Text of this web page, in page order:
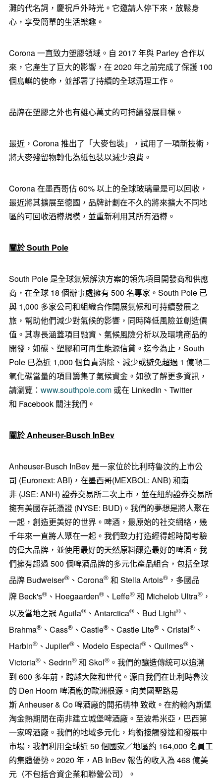
灘的代名詞，慶祝戶外時光。它邀請人停下來，放鬆身
心，享受簡單的生活樂趣。
Corona 一直致力塑膠領域。自 2017 年與 Parley 合作以
來，它產生了巨大的影響，在 2020 年之前完成了保護 100
個島嶼的使命，並部署了持續的全球清理工作。
品牌在塑膠之外也有雄心萬丈的可持續發展目標。
最近，Corona 推出了「大麥包裝」，試用了一項新技術，
將大麥殘留物轉化為紙包裝以減少浪費。
Corona 在墨西哥佔 60% 以上的全球玻璃量是可以回收，
最近將其擴展至德國，品牌計劃在不久的將來擴大不同地
區的可回收酒樽規模，並重新利用其所有酒樽。
關於South Pole
South Pole 是全球氣候解決方案的領先項目開發商和供應
商，在全球 18 個辦事處擁有 500 名專家。South Pole 已
與 1,000 多家公司和組織合作開展氣候和可持續發展之
旅，幫助他們減少對氣候的影響，同時降低風險並創造價
值。其專長涵蓋項目融資、氣候風險分析以及環境商品的
開發，如碳、塑膠和可再生能源信貸。迄今為止，South
Pole 已為近 1,000 個負責消除、減少或避免超過 1 億噸二
氧化碳當量的項目籌集了氣候資金。如欲了解更多資訊，
請瀏覽： www.southpole.com或在 LinkedIn、Twitter
和 Facebook 關注我們。
關於Anheuser-Busch InBev
Anheuser-Busch InBev 是一家位於比利時魯汶的上市公
司 (Euronext: ABI)，在墨西哥(MEXBOL: ANB) 和南
非 (JSE: ANH) 證券交易所二次上市，並在紐約證券交易所
擁有美國存託憑證 (NYSE: BUD)。我們的夢想是將人聚在
一起，創造更美好的世界。啤酒，最原始的社交網絡，幾
千年來一直將人聚在一起。我們致力打造經得起時間考驗
的偉大品牌，並使用最好的天然原料釀造最好的啤酒。我
們擁有超過 500 個啤酒品牌的多元化產品組合，包括全球
品牌 Budweiser®、Corona®和 Stella Artois®，多國品
牌 Beck's®、Hoegaarden®、Leffe®和 Michelob Ultra®，
以及當地之冠 Aguila®、Antarctica®、Bud Light®、
Brahma®、Cass®、Castle®、Castle Lite®、Cristal®、
Harbin®、Jupiler®、Modelo Especial®、Quilmes®、
Victoria®、Sedrin®和 Skol®。我們的釀造傳統可以追溯
到 600 多年前，跨越大陸和世代。源自我們在比利時魯汶
的 Den Hoorn 啤酒廠的歐洲根源。向美國聖路易
斯 Anheuser & Co 啤酒廠的開拓精神 致敬。在約翰內斯堡
淘金熱期間在南非建立城堡啤酒廠。至波希米亞，巴西第
一家啤酒廠。我們的地域多元化，均衡接觸發達和發展中
市場，我們利用全球近 50 個國家／地區約 164,000 名員工
的集體優勢。2020 年，AB InBev 報告的收入為 468 億美
元（不包括合資企業和聯營公司）。